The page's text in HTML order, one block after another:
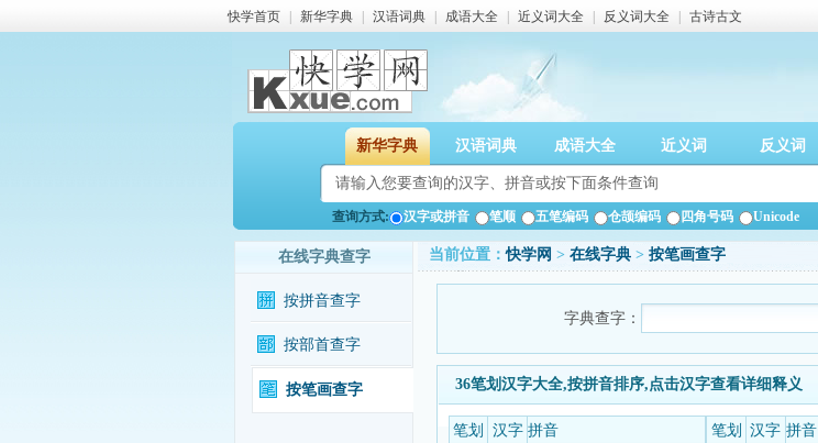
快学首页 新华字典 汉语词典 成语大全 近义词大全 反义词大全 古诗古文
新华字典 汉语词典 成语大全 近义词 反义词
查询方式: 汉字或拼音 笔顺 五笔编码 仓颉编码 四角号码 Unicode
在线字典查字
按拼音查字
按部首查字
按笔画查字
当前位置：快学网 > 在线字典 > 按笔画查字
字典查字：
36笔划汉字大全,按拼音排序,点击汉字查看详细释义
笔划 汉字 拼音 笔划 汉字 拼音